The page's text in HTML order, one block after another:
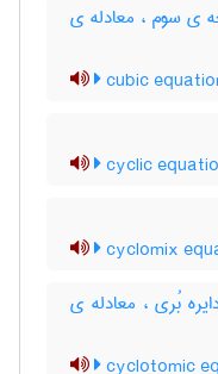
ی سوم ، معادله ی
cubic
cyclic
cyclomix
بُری ، معادله ی
cyclotomic